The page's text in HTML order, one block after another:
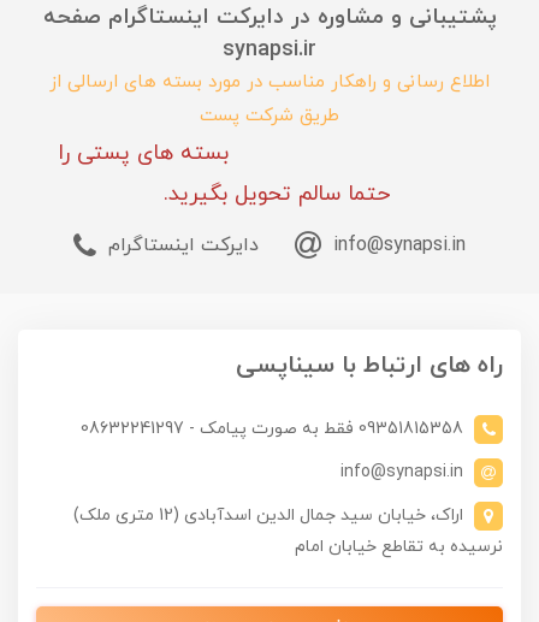
پشتیبانی و مشاوره در دایرکت اینستاگرام صفحه
synapsi.ir
اطلاع رسانی و راهکار مناسب در مورد بسته های ارسالی از
طریق شرکت پست
بسته های پستی را
حتما سالم تحویل بگیرید.
info@synapsi.in دایرکت اینستاگرام
راه های ارتباط با سیناپسی
09351815358 فقط به صورت پیامک - 08632241297
info@synapsi.in
اراک، خیابان سید جمال الدین اسدآبادی (12 متری ملک)
نرسیده به تقاطع خیابان امام